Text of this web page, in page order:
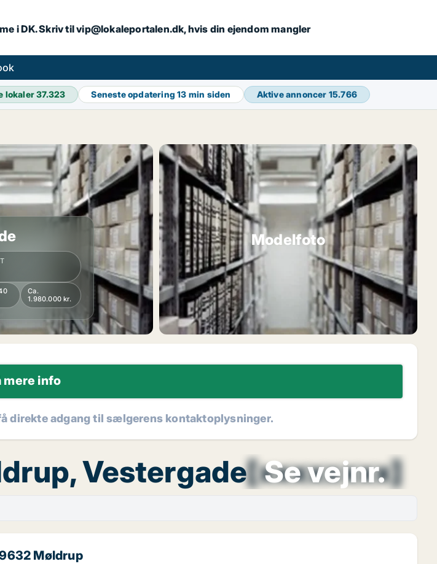
i DK. Skriv til vip@lokaleportalen.dk, hvis din ejendom mangler
lokaler37.323 Seneste opdatering13 min siden Aktive annoncer 15.766
Ca.
1.980.000 kr.
Modelfoto
mere info
direkte adgang til sælgerens kontaktoplysninger.
Vestergade Se vejnr.
[xxxxxxxx]
Møldrup